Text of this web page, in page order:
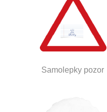
Samolepky pozor